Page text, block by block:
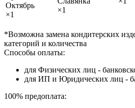
Октябрь
×1
×1
*Возможна замена кондитерских
категорий и количества
Способы оплаты:
для Физических лиц -
для ИП и Юридических лиц -
100% предоплата: